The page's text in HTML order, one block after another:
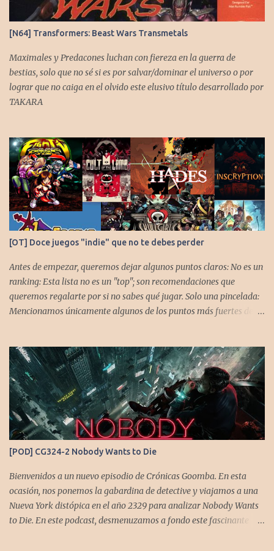
[N64] Transformers: Beast Wars Transmetals
Maximales y Predacones luchan con fiereza en la guerra de
bestias, solo que no sé si es por salvar/dominar el universo o por
lograr que no caiga en el olvido este elusivo título desarrollado por
TAKARA
[OT] Doce juegos "indie" que no te debes perder
Antes de empezar, queremos dejar algunos puntos claros: No es un
ranking: Esta lista no es un "top"; son recomendaciones que
queremos regalarte por si no sabes qué jugar. Solo una pincelada:
Mencionamos únicamente algunos de los puntos más fuertes de
asegurar que, al menos uno, se adapte a tus gustos. Si te gusta este
tipo de contenido, háznoslo saber para crear nuevas entradas con
otros doce juegos imprescindibles. Cuphead En la mente de los dos
hermanos desarrolladores, la idea de fusionar el arte de las
películas de animación clásica con un juego de disparos (al estilo
Contra o Metal Slug) era una apuesta ganadora. En la ejecución, la
calidad es insuperable. Posee un excelente diseño de niveles,
variedad de jefes, plataformas desafiantes y una música
estupenda. Es un título que te mantiene enganchado a pesar de su
alta dificultad...
[POD] CG324-2 Nobody Wants to Die
Bienvenidos a un nuevo episodio de Crónicas Goomba. En esta
ocasión, nos ponemos la gabardina de detective y viajamos a una
Nueva York distópica en el año 2329 para analizar Nobody Wants
to Die. En este podcast, desmenuzamos a fondo este fascinante